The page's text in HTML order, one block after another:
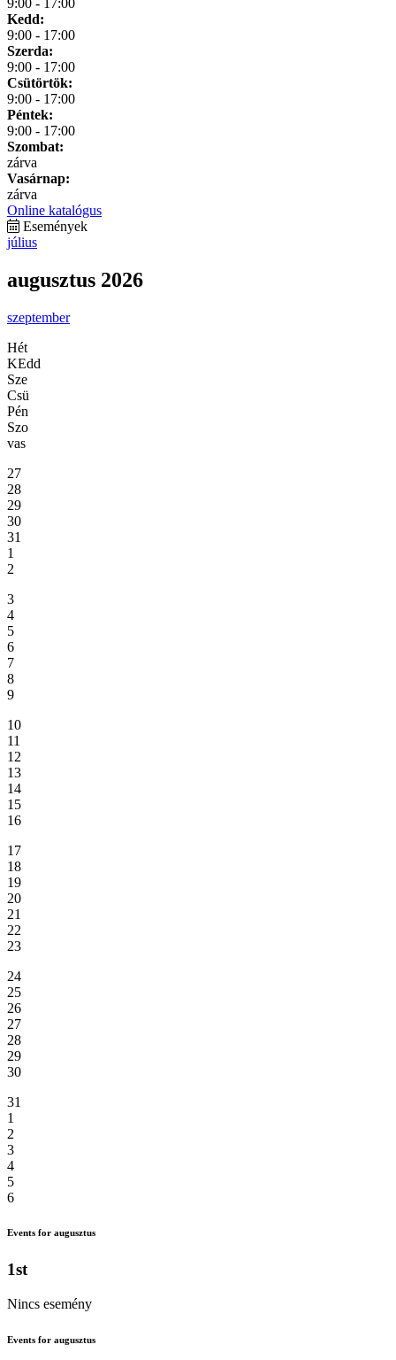
Kedd:
9:00 - 17:00
Szerda:
9:00 - 17:00
Csütörtök:
9:00 - 17:00
Péntek:
9:00 - 17:00
Szombat:
zárva
Vasárnap:
zárva
Online katalógus
Események
július
augusztus 2026
szeptember
Hét
KEdd
Sze
Csü
Pén
Szo
vas
27
28
29
30
31
1
2
3
4
5
6
7
8
9
10
11
12
13
14
15
16
17
18
19
20
21
22
23
24
25
26
27
28
29
30
31
1
2
3
4
5
6
Events for augusztus
1st
Nincs esemény
Events for augusztus